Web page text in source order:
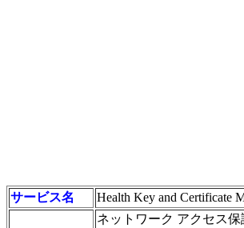
サービス名 Health Key and Certificate
ネットワーク アクセス保